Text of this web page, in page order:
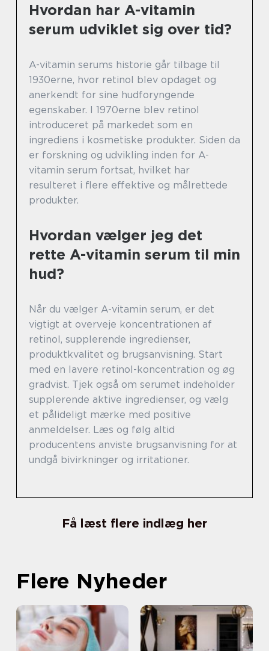
Hvordan har A-vitamin
serum udviklet sig over tid?
A-vitamin serums historie går tilbage til
1930erne, hvor retinol blev opdaget og
anerkendt for sine hudforyngende
egenskaber. I 1970erne blev retinol
introduceret på markedet som en
ingrediens i kosmetiske produkter. Siden da
er forskning og udvikling inden for A-
vitamin serum fortsat, hvilket har
resulteret i flere effektive og målrettede
produkter.
Hvordan vælger jeg det
rette A-vitamin serum til min
hud?
Når du vælger A-vitamin serum, er det
vigtigt at overveje koncentrationen af
retinol, supplerende ingredienser,
produktkvalitet og brugsanvisning. Start
med en lavere retinol-koncentration og øg
gradvist. Tjek også om serumet indeholder
supplerende aktive ingredienser, og vælg
et pålideligt mærke med positive
anmeldelser. Læs og følg altid
producentens anviste brugsanvisning for at
undgå bivirkninger og irritationer.
Få læst flere indlæg her
Flere Nyheder